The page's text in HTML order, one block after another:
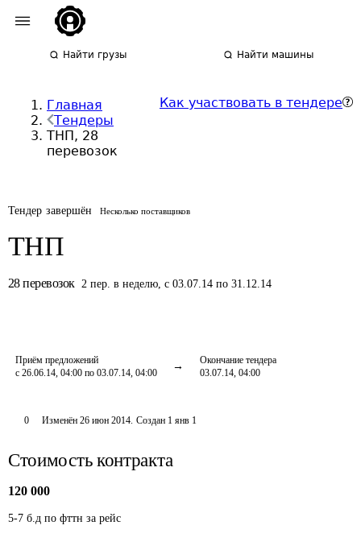
Найти грузы Найти машины
Главная
Тендеры
ТНП, 28
перевозок
Как участвовать в тендере
Тендер завершён Несколько поставщиков
ТНП
28 перевозок 2 пер. в неделю, с 03.07.14 по 31.12.14
Приём предложений
с 26.06.14, 04:00 по 03.07.14, 04:00
Окончание тендера
03.07.14, 04:00
0 Изменён 26 июн 2014. Создан 1 янв 1
Стоимость контракта
120 000
5-7 б.д по фттн за рейс